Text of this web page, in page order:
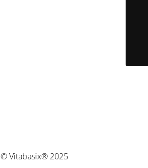
© Vitabasix® 2025